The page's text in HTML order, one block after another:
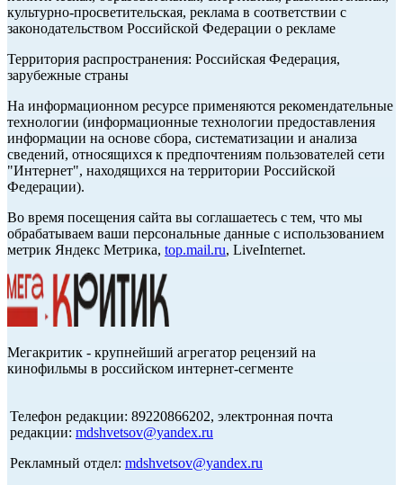
культурно-просветительская, реклама в соответствии с
законодательством Российской Федерации о рекламе
Территория распространения: Российская Федерация,
зарубежные страны
На информационном ресурсе применяются рекомендательные
технологии (информационные технологии предоставления
информации на основе сбора, систематизации и анализа
сведений, относящихся к предпочтениям пользователей сети
"Интернет", находящихся на территории Российской
Федерации).
Во время посещения сайта вы соглашаетесь с тем, что мы
обрабатываем ваши персональные данные с использованием
метрик Яндекс Метрика, top.mail.ru, LiveInternet.
Мегакритик - крупнейший агрегатор рецензий на
кинофильмы в российском интернет-сегменте
Телефон редакции: 89220866202, электронная почта
редакции: mdshvetsov@yandex.ru
Рекламный отдел: mdshvetsov@yandex.ru